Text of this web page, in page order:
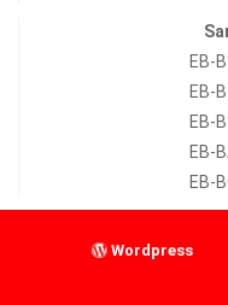
EB-
EB-
EB-
EB-
EB-
Wordpress